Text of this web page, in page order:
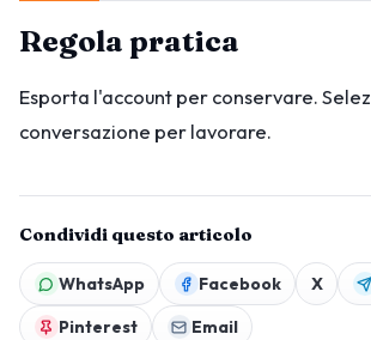
Regola pratica
Esporta l'account per conservare.
conversazione per lavorare.
Condividi questo articolo
WhatsApp Facebook X
Pinterest
Email